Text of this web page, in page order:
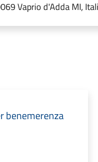
Vaprio d'Adda MI,
benemerenza